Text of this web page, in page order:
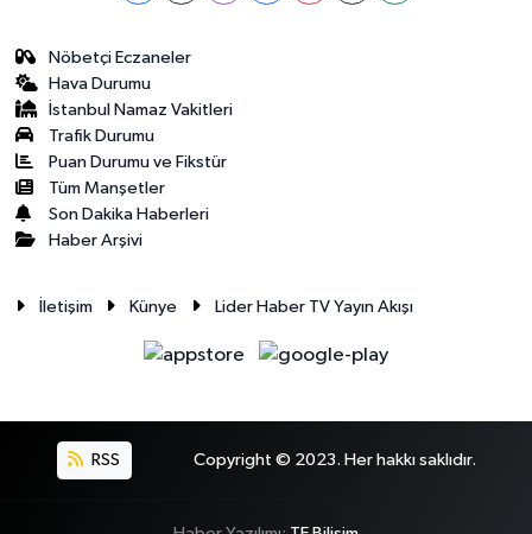
Nöbetçi Eczaneler
Hava Durumu
İstanbul Namaz Vakitleri
Trafik Durumu
Puan Durumu ve Fikstür
Tüm Manşetler
Son Dakika Haberleri
Haber Arşivi
İletişim Künye Lider Haber TV Yayın Akışı
RSS Copyright © 2023. Her hakkı saklıdır.